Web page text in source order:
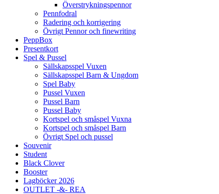
Överstrykningspennor
Pennfodral
Radering och korrigering
Övrigt Pennor och finewriting
PeppBox
Presentkort
Spel & Pussel
Sällskapsspel Vuxen
Sällskapsspel Barn & Ungdom
Spel Baby
Pussel Vuxen
Pussel Barn
Pussel Baby
Kortspel och småspel Vuxna
Kortspel och småspel Barn
Övrigt Spel och pussel
Souvenir
Student
Black Clover
Booster
Lagböcker 2026
OUTLET -&- REA